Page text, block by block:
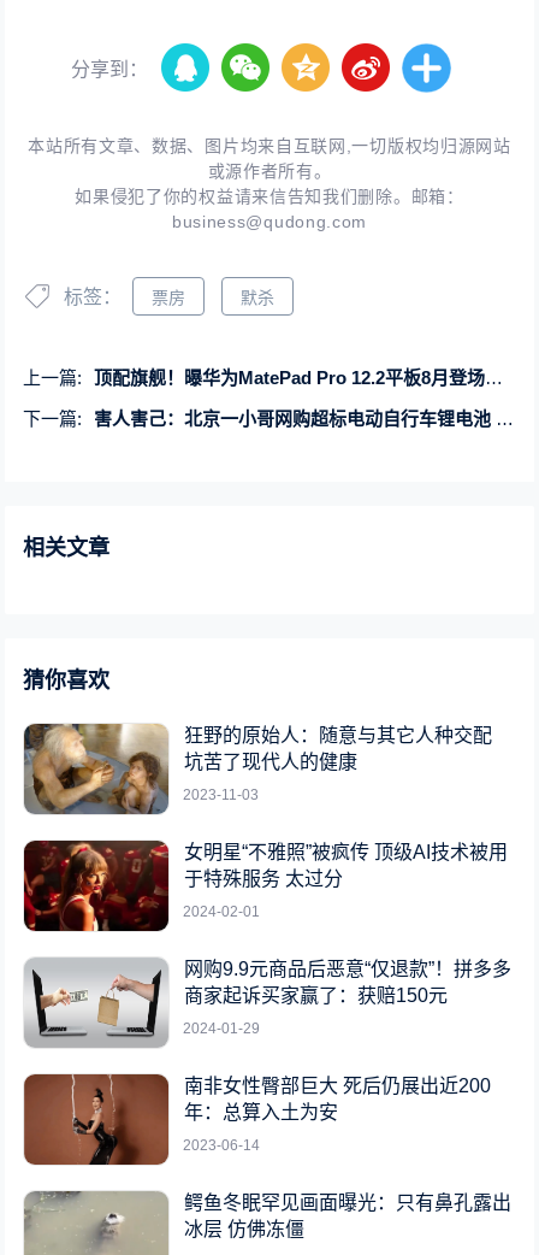
分享到：
本站所有文章、数据、图片均来自互联网,一切版权均归源网站
或源作者所有。
如果侵犯了你的权益请来信告知我们删除。邮箱：
business@qudong.com
标签： 票房 默杀
上一篇:
顶配旗舰！曝华为MatePad Pro 12.2平板8月登场：支持星闪、卫星通信
下一篇:
害人害己：北京一小哥网购超标电动自行车锂电池 结果引发大火
相关文章
猜你喜欢
狂野的原始人：随意与其它人种交配
坑苦了现代人的健康
2023-11-03
女明星“不雅照”被疯传 顶级AI技术被用
于特殊服务 太过分
2024-02-01
网购9.9元商品后恶意“仅退款”！拼多多
商家起诉买家赢了：获赔150元
2024-01-29
南非女性臀部巨大 死后仍展出近200
年：总算入土为安
2023-06-14
鳄鱼冬眠罕见画面曝光：只有鼻孔露出
冰层 仿佛冻僵